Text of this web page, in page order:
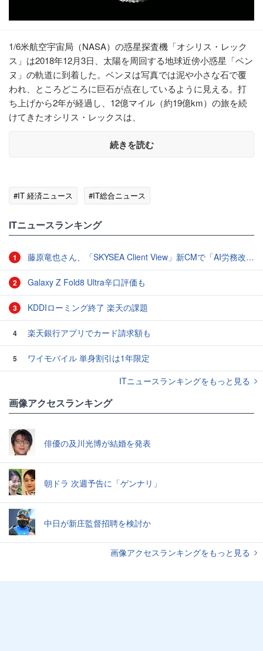
1/6米航空宇宙局（NASA）の惑星探査機「オシリス・レック
ス」は2018年12月3日、太陽を周回する地球近傍小惑星「ベン
ヌ」の軌道に到着した。ベンヌは写真では泥や小さな石で覆
われ、ところどころに巨石が点在しているように見える。打
ち上げから2年が経過し、12億マイル（約19億km）の旅を続
けてきたオシリス・レックスは、
続きを読む
#IT 経済ニュース #IT総合ニュース
ITニュースランキング
1 藤原竜也さん、「SKYSEA Client View」新CMで「AI労務改善」をアピール 働き方をAIが分析したら「すぐに休んで」と言われる？
2 Galaxy Z Fold8 Ultra辛口評価も
3 KDDIローミング終了 楽天の課題
4 楽天銀行アプリでカード請求額も
5
ワイモバイル 単身割引は1年限定
ITニュースランキングをもっと見る
画像アクセスランキング
俳優の及川光博が結婚を発表
朝ドラ 次週予告に「ゲンナリ」
中日が新庄監督招聘を検討か
画像アクセスランキングをもっと見る